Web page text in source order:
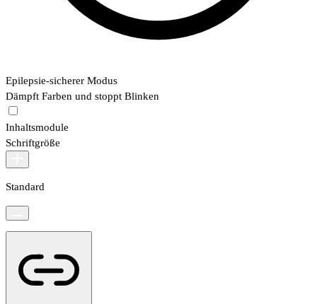
Epilepsie-sicherer Modus
Dämpft Farben und stoppt Blinken
Inhaltsmodule
Schriftgröße
Standard